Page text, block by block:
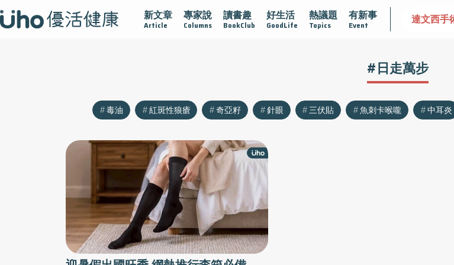
新文章
Article
專家說
Columns
讀書趣
BookClub
好生活
GoodLife
熱議題
Topics
有新事
Event
黏 守護腺在 疫情保衛戰 再生醫學 愛的未來視 認識攝護腺肥大 守護骨骼健康 達文西手
#日走萬步
毒油 紅斑性狼瘡 奇亞籽 針眼 三伏貼 魚刺卡喉嚨 中耳炎